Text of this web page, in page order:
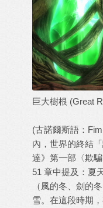
巨大樹根 (Great
(古諾爾斯語：
內，世界的終結
達》第一部〈欺
51 章中提及：夏
（風的冬、劍的
雪。在這段時期